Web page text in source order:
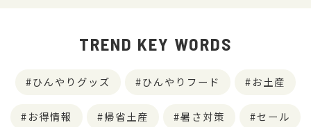
TREND KEY WORDS
ひんやりグッズ ひんやりフード お土産
お得情報 帰省土産 暑さ対策 セール